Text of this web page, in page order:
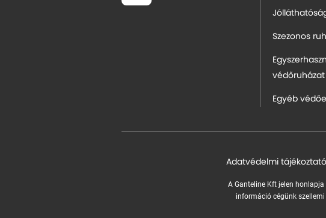
Szezonos
védőruházat
Egyéb
Adatvédelmi tájékoztató
A Ganteline Kft jelen
információ cégünk